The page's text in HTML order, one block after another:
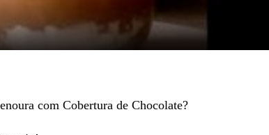
com Cobertura de Chocolate?